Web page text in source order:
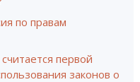
по правам
первой
законов о